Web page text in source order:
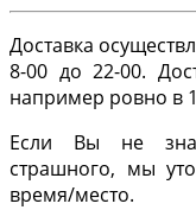
Доставка
8-00 до 22-00.
например ровно в
Если Вы не
страшного, мы
время/место.